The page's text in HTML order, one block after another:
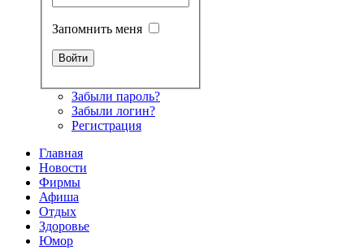
Запомнить меня
Забыли пароль?
Забыли логин?
Регистрация
Главная
Новости
Фирмы
Афиша
Отдых
Здоровье
Юмор